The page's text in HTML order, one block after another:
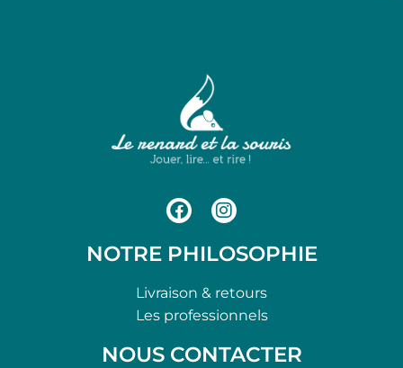
NOTRE PHILOSOPHIE
Livraison & retours
Les professionnels
NOUS CONTACTER